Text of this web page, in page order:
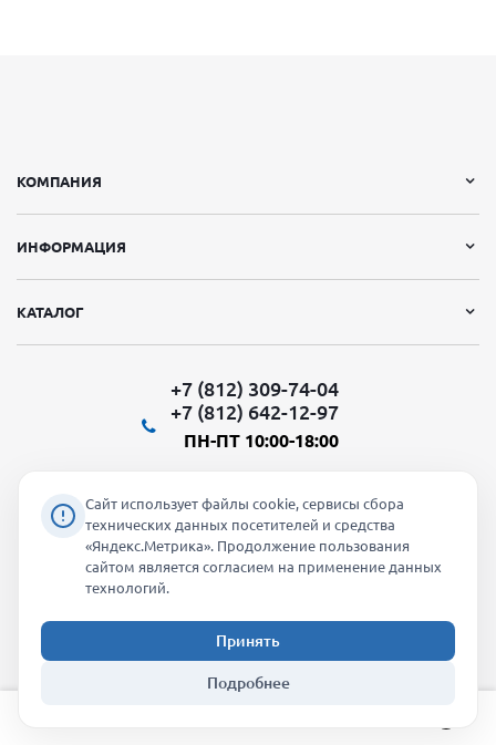
КОМПАНИЯ
ИНФОРМАЦИЯ
КАТАЛОГ
+7 (812) 309-74-04
+7 (812) 642-12-97
ПН-ПТ 10:00-18:00
Мы в социальных сетях:
2026 © "Молти" - оптовый магазин
info@molti-shop.ru
Сайт использует файлы cookie, сервисы сбора
технических данных посетителей и средства
«Яндекс.Метрика». Продолжение пользования
сайтом является согласием на применение данных
технологий.
Принять
Подробнее